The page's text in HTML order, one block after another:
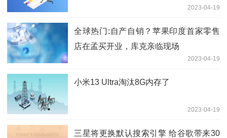
2023-04-19
全球热门:自产自销？苹果印度首家零售
店在孟买开业，库克亲临现场
2023-04-19
小米13 Ultra淘汰8G内存了
2023-04-19
三星将更换默认搜索引擎 给谷歌带来30